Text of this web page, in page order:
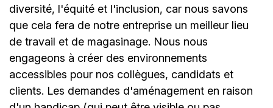
diversité, l'équité et l'inclusion, car nous savons
que cela fera de notre entreprise un meilleur lieu
de travail et de magasinage. Nous nous
engageons à créer des environnements
accessibles pour nos collègues, candidats et
clients. Les demandes d'aménagement en raison